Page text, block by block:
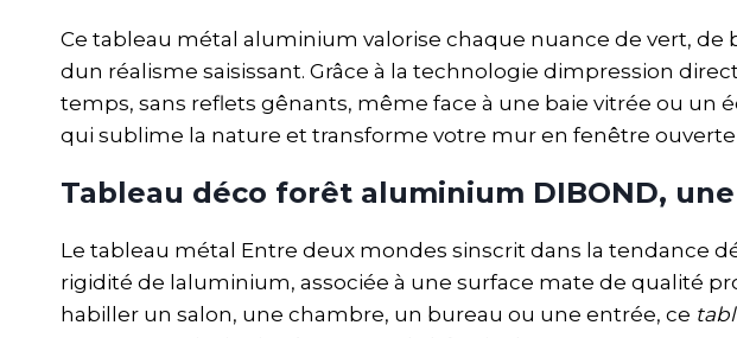
Ce tableau métal aluminium valorise chaque nuance de vert,
dun réalisme saisissant. Grâce à la technologie dimpression
temps, sans reflets gênants, même face à une baie vitrée ou un
qui sublime la nature et transforme votre mur en fenêtre
Tableau déco forêt aluminium DIBOND,
Le tableau métal Entre deux mondes sinscrit dans la tendance
rigidité de laluminium, associée à une surface mate de qualité
habiller un salon, une chambre, un bureau ou une entrée, ce